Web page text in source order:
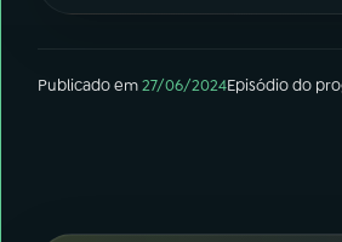
Publicado em27/06/2024Episódiodo